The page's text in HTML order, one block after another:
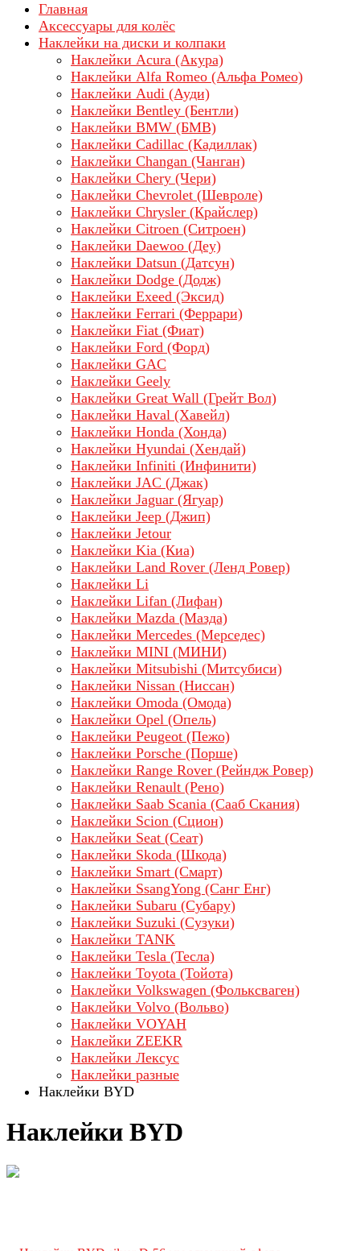
Главная
Аксессуары для колёс
Наклейки на диски и колпаки
Наклейки Acura (Акура)
Наклейки Alfa Romeo (Альфа Ромео)
Наклейки Audi (Ауди)
Наклейки Bentley (Бентли)
Наклейки BMW (БМВ)
Наклейки Cadillac (Кадиллак)
Наклейки Changan (Чанган)
Наклейки Chery (Чери)
Наклейки Chevrolet (Шевроле)
Наклейки Chrysler (Крайслер)
Наклейки Citroen (Ситроен)
Наклейки Daewoo (Деу)
Наклейки Datsun (Датсун)
Наклейки Dodge (Додж)
Наклейки Exeed (Эксид)
Наклейки Ferrari (Феррари)
Наклейки Fiat (Фиат)
Наклейки Ford (Форд)
Наклейки GAC
Наклейки Geely
Наклейки Great Wall (Грейт Вол)
Наклейки Haval (Хавейл)
Наклейки Honda (Хонда)
Наклейки Hyundai (Хендай)
Наклейки Infiniti (Инфинити)
Наклейки JAC (Джак)
Наклейки Jaguar (Ягуар)
Наклейки Jeep (Джип)
Наклейки Jetour
Наклейки Kia (Киа)
Наклейки Land Rover (Ленд Ровер)
Наклейки Li
Наклейки Lifan (Лифан)
Наклейки Mazda (Мазда)
Наклейки Mercedes (Мерседес)
Наклейки MINI (МИНИ)
Наклейки Mitsubishi (Митсубиси)
Наклейки Nissan (Ниссан)
Наклейки Omoda (Омода)
Наклейки Opel (Опель)
Наклейки Peugeot (Пежо)
Наклейки Porsche (Порше)
Наклейки Range Rover (Рейндж Ровер)
Наклейки Renault (Рено)
Наклейки Saab Scania (Сааб Скания)
Наклейки Scion (Сцион)
Наклейки Seat (Сеат)
Наклейки Skoda (Шкода)
Наклейки Smart (Смарт)
Наклейки SsangYong (Санг Енг)
Наклейки Subaru (Субару)
Наклейки Suzuki (Сузуки)
Наклейки TANK
Наклейки Tesla (Тесла)
Наклейки Toyota (Тойота)
Наклейки Volkswagen (Фольксваген)
Наклейки Volvo (Вольво)
Наклейки VOYAH
Наклейки ZEEKR
Наклейки Лексус
Наклейки разные
Наклейки BYD
Наклейки BYD